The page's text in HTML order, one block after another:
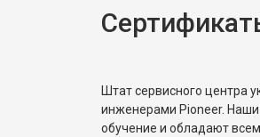
Штат сервисного центра
инженерами Pioneer. Наши
обучение и обладают